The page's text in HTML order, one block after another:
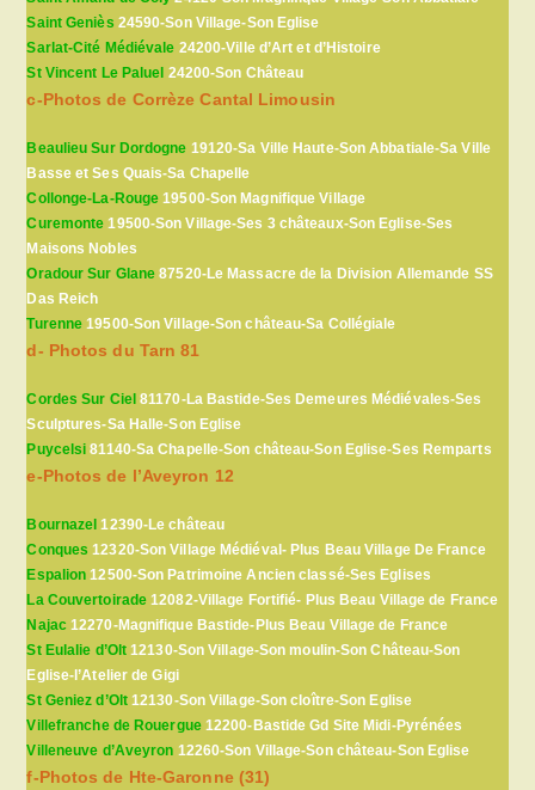
Saint Geniès 24590-Son Village-Son Eglise
Sarlat-Cité Médiévale 24200-Ville d’Art et d’Histoire
St Vincent Le Paluel 24200-Son Château
c-Photos de Corrèze Cantal Limousin
Beaulieu Sur Dordogne 19120-Sa Ville Haute-Son Abbatiale-Sa Ville
Basse et Ses Quais-Sa Chapelle
Collonge-La-Rouge 19500-Son Magnifique Village
Curemonte 19500-Son Village-Ses 3 châteaux-Son Eglise-Ses
Maisons Nobles
Oradour Sur Glane 87520-Le Massacre de la Division Allemande SS
Das Reich
Turenne 19500-Son Village-Son château-Sa Collégiale
d- Photos du Tarn 81
Cordes Sur Ciel 81170-La Bastide-Ses Demeures Médiévales-Ses
Sculptures-Sa Halle-Son Eglise
Puycelsi 81140-Sa Chapelle-Son château-Son Eglise-Ses Remparts
e-Photos de l’Aveyron 12
Bournazel 12390-Le château
Conques 12320-Son Village Médiéval- Plus Beau Village De France
Espalion 12500-Son Patrimoine Ancien classé-Ses Eglises
La Couvertoirade 12082-Village Fortifié- Plus Beau Village de France
Najac12270-Magnifique Bastide-Plus Beau Village de France
St Eulalie d’Olt 12130-Son Village-Son moulin-Son Château-Son
Eglise-l’Atelier de Gigi
St Geniez d’Olt12130-Son Village-Son cloître-Son Eglise
Villefranche de Rouergue12200-Bastide Gd Site Midi-Pyrénées
Villeneuve d’Aveyron 12260-Son Village-Son château-Son Eglise
f-Photos de Hte-Garonne (31)